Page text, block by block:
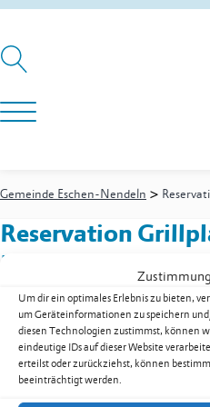
Um dir ein optimales Erlebnis zu bieten,
um Geräteinformationen zu speichern
diesen Technologien zustimmst, können
eindeutige IDs auf dieser Website
erteilst oder zurückziehst, können
beeinträchtigt werden.
Gemeinde Eschen-Nendeln >
Reservation
Eschen
Hauswart
Zur Übersicht der